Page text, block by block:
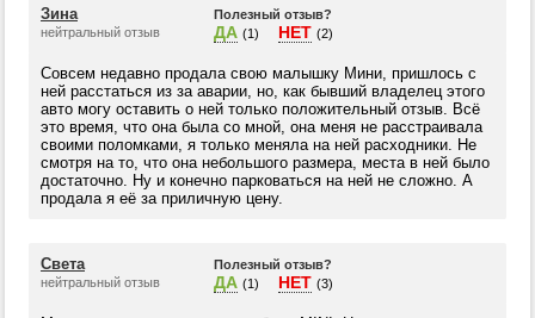
Зина
нейтральный отзыв
Полезный отзыв?
ДА (1) НЕТ (2)
Совсем недавно продала свою малышку Мини, пришлось с
ней расстаться из за аварии, но, как бывший владелец этого
авто могу оставить о ней только положительный отзыв. Всё
это время, что она была со мной, она меня не расстраивала
своими поломками, я только меняла на ней расходники. Не
смотря на то, что она небольшого размера, места в ней было
достаточно. Ну и конечно парковаться на ней не сложно. А
продала я её за приличную цену.
Света
нейтральный отзыв
Полезный отзыв?
ДА (1) НЕТ (3)